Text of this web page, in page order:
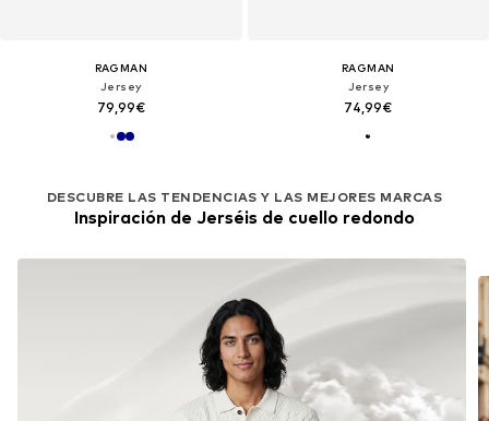
RAGMAN
Jersey
79,99€
RAGMAN
Jersey
74,99€
DESCUBRE LAS TENDENCIAS Y LAS MEJORES MARCAS
Inspiración de Jerséis de cuello redondo